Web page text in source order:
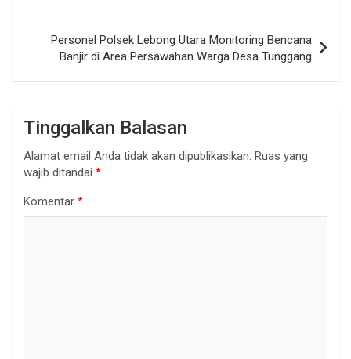
Personel Polsek Lebong Utara Monitoring Bencana
Banjir di Area Persawahan Warga Desa Tunggang
Tinggalkan Balasan
Alamat email Anda tidak akan dipublikasikan. Ruas yang
wajib ditandai *
Komentar *